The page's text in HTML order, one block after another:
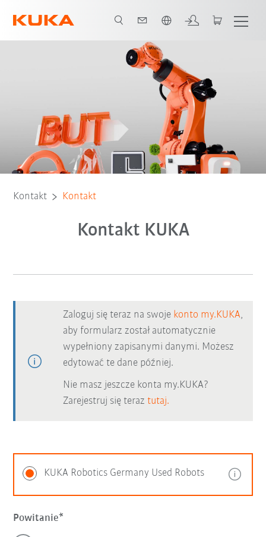
Kontakt Kontakt
Kontakt KUKA
Zaloguj się teraz na swoje konto my.KUKA,
aby formularz został automatycznie
wypełniony zapisanymi danymi. Możesz
edytować te dane później.
Nie masz jeszcze konta my.KUKA?
Zarejestruj się teraztutaj.
KUKA Robotics Germany Used Robots
Powitanie